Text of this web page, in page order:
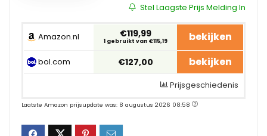
Stel Laagste Prijs Melding In
Amazon.nl €119,99
1 gebruikt van €115,19 bekijken
bol.com €127,00 bekijken
Prijsgeschiedenis
Laatste Amazon prijsupdate was: 8 augustus 2026 08:58